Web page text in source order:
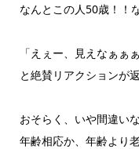
なんとこの人50歳！！
「えぇー、見えなぁぁ
と絶賛リアクションが
おそらく、いや間違い
年齢相応か、年齢より